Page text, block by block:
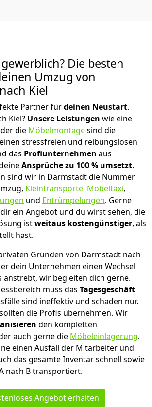
Die besten
Umzug von
Kiel
Partner fürdeinen Neustart.
Kiel? Unsere Leistungen wie eine
die Möbelmontagesind die
stressfreien und reibungslosen
das Profiunternehmen aus
Ansprüche zu 100 % umsetzt.
sind wir in Darmstadt die Nummer
Kleintransporte, Möbeltaxi,
und Entrümpelungen. Gerne
ein Angebot und du wirst sehen, die
istweitaus kostengünstiger, als
hast.
Gründen von Darmstadt nach
dein Unternehmen einen Wechsel
anstrebt, wir begleiten dich gerne.
muss das Tagesgeschäft
sind ineffektiv und schaden nur.
die Profis übernehmen. Wir
den kompletten
auch gerne die Möbeleinlagerung.
einen Ausfall der Mitarbeiter und
das gesamte Inventar schnell sowie
nach B transportiert.
Angebot erhalten